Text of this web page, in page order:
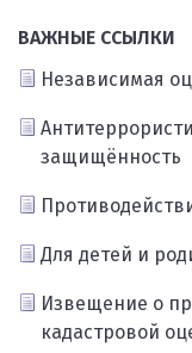
ВАЖНЫЕ ССЫЛКИ
Независимая
защищённость
Для детей и
Извещение о
кадастровой